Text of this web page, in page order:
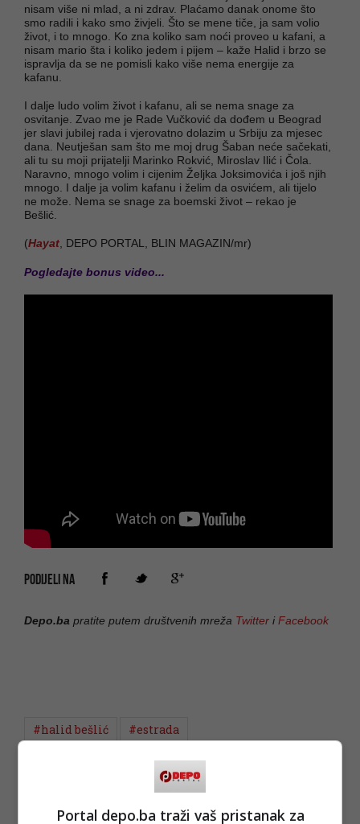
nisam više ni mlad, a ni zdrav. Plaćamo danak onome što
smo radili i kako smo živjeli. Što se mene tiče, ja sam volio
život, i to mnogo. Ko zna koliko sam noći proveo u kafani, a
nisam mario šta i koliko jedem i pijem – kaže Halid i brzo se
ispravlja da se ne pomisli kako više nema energije za
kafanu.
I dalje ludo volim život i kafanu, ali se nema snage za
osvitanje. Zvao me je Rade Vučković da dođem u Beograd
jer slavi jubilej rada i vjerovatno dolazim u Srbiju za mjesec
dana. Neutješan sam što me moj drug Šaban neće sačekati,
ali tu su moji prijatelji Marinko Rokvić, Miroslav Ilić i Čola.
Naravno, mnogo volim i cijenim Željka Joksimovića i još njih
mnogo. I dalje ja volim kafanu i želim da osvićem, ali tijelo
ne može. Nema se snage za boemski život – rekao je
Bešlić.
(Hayat , DEPO PORTAL, BLIN MAGAZIN/mr)
Pogledajte bonus video...
PODIJELI NA
Depo.ba pratite putem društvenih mreža Twitter iFacebook
#halid bešlić #estrada
Portal depo.ba traži vaš pristanak za